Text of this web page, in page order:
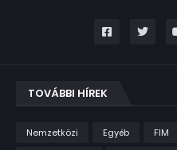
TOVÁBBI HÍREK
Nemzetközi Egyéb FIM